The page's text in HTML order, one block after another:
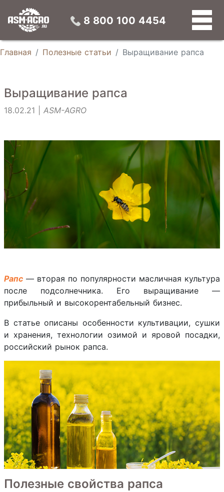
8 800 100 4454
Главная Полезные статьи Выращивание рапса
Выращивание рапса
18.02.21 | ASM-AGRO
Рапс — вторая по популярности масличная культура
после подсолнечника. Его выращивание —
прибыльный и высокорентабельный бизнес.
В статье описаны особенности культивации, сушки
и хранения, технологии озимой и яровой посадки,
российский рынок рапса.
Полезные свойства рапса